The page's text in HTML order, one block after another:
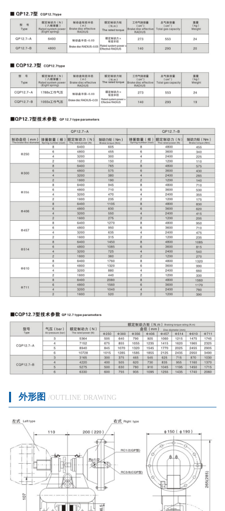
外形图 /OUTLINE DRAWING